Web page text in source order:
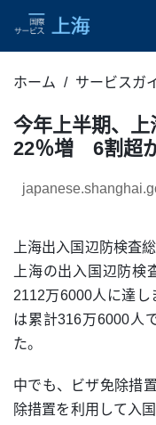
ホーム サービスガ
今年上半期、
22％増 6割超
上海出入国辺防検査
上海の出入国辺防
2112万6000人に達
は累計316万6000人
た。
中でも、ビザ免除措
除措置を利用して入